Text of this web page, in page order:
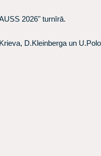
2026" turnīrā.
D.Kleinberga un